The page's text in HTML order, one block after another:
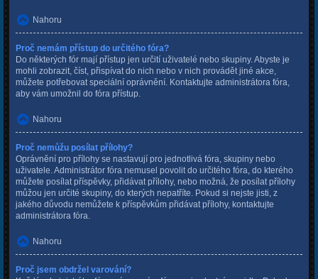
Nahoru
Proč nemám přístup do určitého fóra?
Do některých fór mají přístup jen určití uživatelé nebo skupiny. Abyste je
mohli zobrazit, číst, přispívat do nich nebo v nich provádět jiné akce,
můžete potřebovat speciální oprávnění. Kontaktujte administrátora fóra,
aby vám umožnil do fóra přístup.
Nahoru
Proč nemůžu posílat přílohy?
Oprávnění pro přílohy se nastavují pro jednotlivá fóra, skupiny nebo
uživatele. Administrátor fóra nemusel povolit do určitého fóra, do kterého
můžete posílat příspěvky, přidávat přílohy, nebo možná, že posílat přílohy
můžou jen určité skupiny, do kterých nepatříte. Pokud si nejste jisti, z
jakého důvodu nemůžete k příspěvkům přidávat přílohy, kontaktujte
administrátora fóra.
Nahoru
Proč jsem obdržel varování?